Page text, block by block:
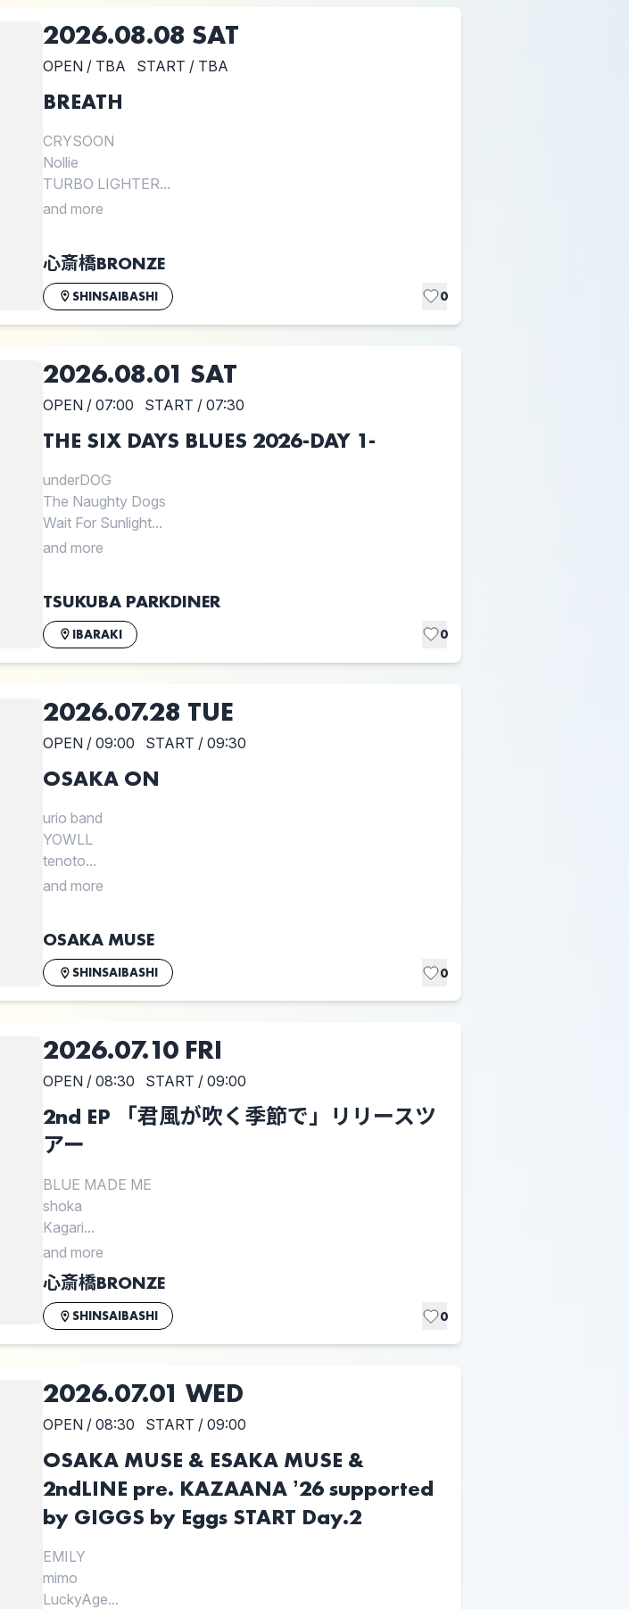
2026.08.08 SAT
OPEN / TBA START / TBA
BREATH
CRYSOON
Nollie
TURBO LIGHTER...
and more
心斎橋BRONZE
SHINSAIBASHI 0
2026.08.01 SAT
OPEN / 07:00 START / 07:30
THE SIX DAYS BLUES 2026-DAY 1-
underDOG
The Naughty Dogs
Wait For Sunlight...
and more
TSUKUBA PARKDINER
IBARAKI 0
2026.07.28 TUE
OPEN / 09:00 START / 09:30
OSAKA ON
urio band
YOWLL
tenoto...
and more
OSAKA MUSE
SHINSAIBASHI 0
2026.07.10 FRI
OPEN / 08:30 START / 09:00
2nd EP 「君風が吹く季節で」リリースツ
アー
BLUE MADE ME
shoka
Kagari...
and more
心斎橋BRONZE
SHINSAIBASHI 0
2026.07.01 WED
OPEN / 08:30 START / 09:00
OSAKA MUSE & ESAKA MUSE &
2ndLINE pre. KAZAANA ʼ26 supported
by GIGGS by Eggs START Day.2
EMILY
mimo
LuckyAge...